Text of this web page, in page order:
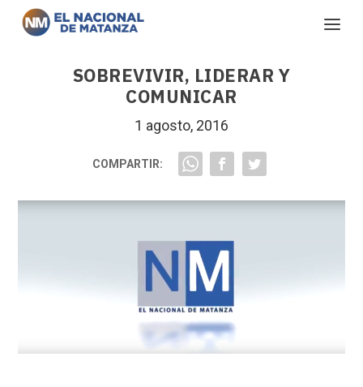
SOBREVIVIR, LIDERAR Y
COMUNICAR
1 agosto, 2016
COMPARTIR: